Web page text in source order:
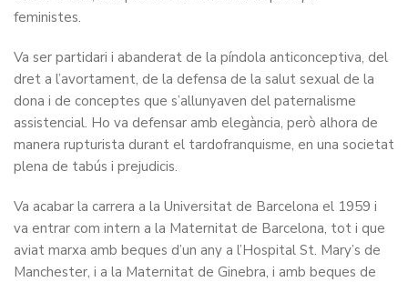
feministes.
Va ser partidari i abanderat de la píndola anticonceptiva, del
dret a l’avortament, de la defensa de la salut sexual de la
dona i de conceptes que s’allunyaven del paternalisme
assistencial. Ho va defensar amb elegància, però alhora de
manera rupturista durant el tardofranquisme, en una societat
plena de tabús i prejudicis.
Va acabar la carrera a la Universitat de Barcelona el 1959 i
va entrar com intern a la Maternitat de Barcelona, tot i que
aviat marxa amb beques d’un any a l’Hospital St. Mary’s de
Manchester, i a la Maternitat de Ginebra, i amb beques de